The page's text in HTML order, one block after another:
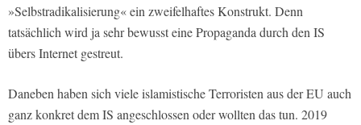
»Selbstradikalisierung« ein zweifelhaftes Konstrukt. Denn
tatsächlich wird ja sehr bewusst eine Propaganda durch den IS
übers Internet gestreut.
Daneben haben sich viele islamistische Terroristen aus der EU auch
ganz konkret dem IS angeschlossen oder wollten das tun. 2019